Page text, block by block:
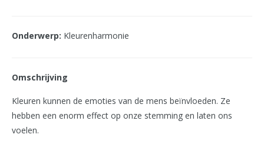
Onderwerp: Kleurenharmonie
Omschrijving
Kleuren kunnen de emoties van de mens beïnvloeden. Ze
hebben een enorm effect op onze stemming en laten ons
voelen.